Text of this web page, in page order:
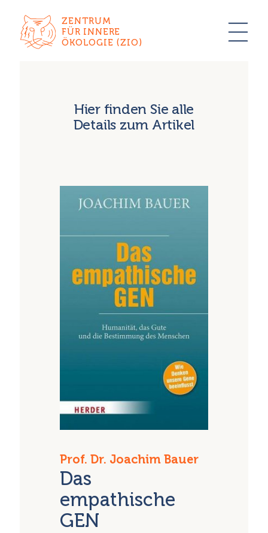
ZENTRUM
FÜR INNERE
ÖKOLOGIE (ZIO)
Hier finden Sie alle
Details zum Artikel
Prof. Dr. Joachim Bauer
Das
empathische
GEN